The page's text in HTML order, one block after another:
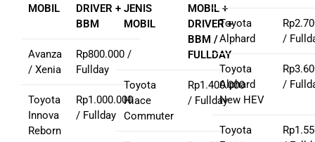
MOBIL
DRIVER +
BBM
Avanza
/ Xenia
Rp800.000 /
Fullday
Toyota
Innova
Reborn
Rp1.000.000
/ Fullday
JENIS
MOBIL
MOBIL +
DRIVER +
BBM /
FULLDAY
Toyota
Hiace
Commuter
Rp1.400.000
/ Fullday
Toyota
Alphard
/
Toyota
Alphard
New HEV
/
Toyota